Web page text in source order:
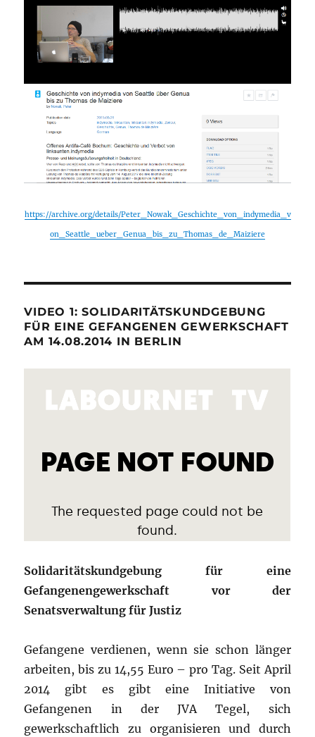
https://archive.org/details/Peter_Nowak_Geschichte_von_indymedia_v
on_Seattle_ueber_Genua_bis_zu_Thomas_de_Maiziere
VIDEO 1: SOLIDARITÄTSKUNDGEBUNG
FÜR EINE GEFANGENEN GEWERKSCHAFT
AM 14.08.2014 IN BERLIN
Solidaritätskundgebung für eine
Gefangenengewerkschaft vor der
Senatsverwaltung für Justiz
Gefangene verdienen, wenn sie schon länger
arbeiten, bis zu 14,55 Euro – pro Tag. Seit April
2014 gibt es gibt eine Initiative von
Gefangenen in der JVA Tegel, sich
gewerkschaftlich zu organisieren und durch